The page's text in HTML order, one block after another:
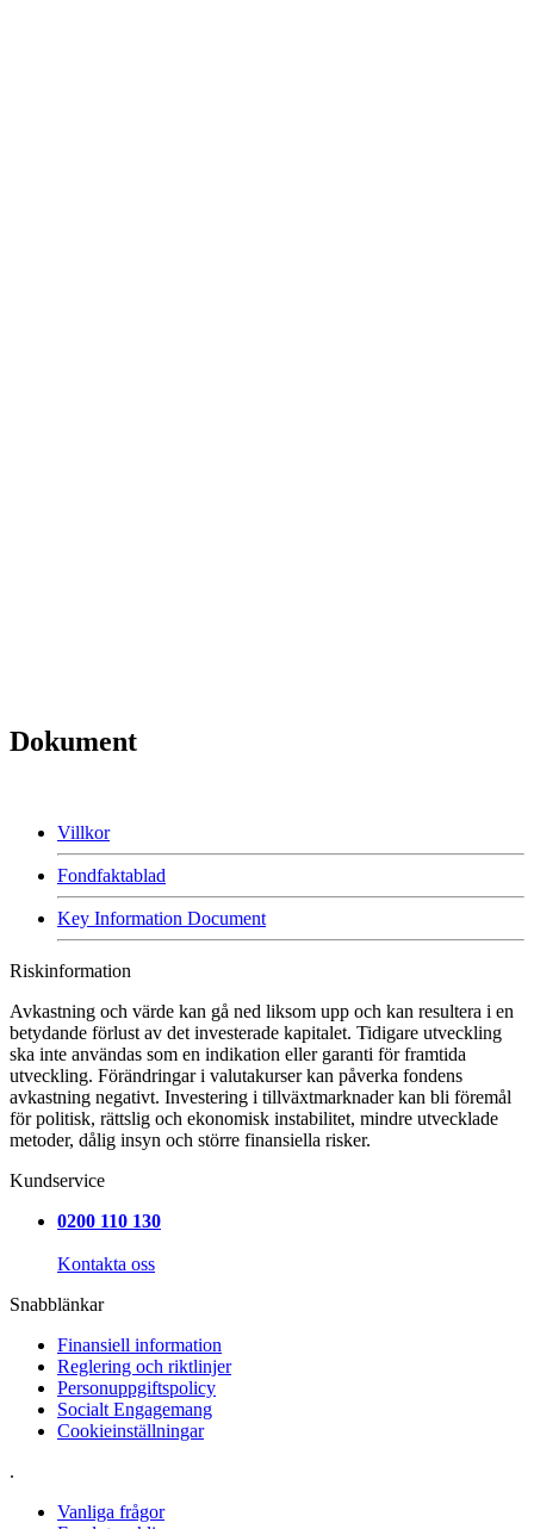
Dokument
Villkor
Fondfaktablad
Key Information Document
Riskinformation
Avkastning och värde kan gå ned liksom upp och kan resultera i en
betydande förlust av det investerade kapitalet. Tidigare utveckling
ska inte användas som en indikation eller garanti för framtida
utveckling. Förändringar i valutakurser kan påverka fondens
avkastning negativt. Investering i tillväxtmarknader kan bli föremål
för politisk, rättslig och ekonomisk instabilitet, mindre utvecklade
metoder, dålig insyn och större finansiella risker.
Kundservice
0200 110 130
Kontakta oss
Snabblänkar
Finansiell information
Reglering och riktlinjer
Personuppgiftspolicy
Socialt Engagemang
Cookieinställningar
.
Vanliga frågor